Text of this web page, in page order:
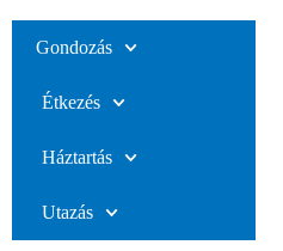
Gondozás
Étkezés
Háztartás
Utazás